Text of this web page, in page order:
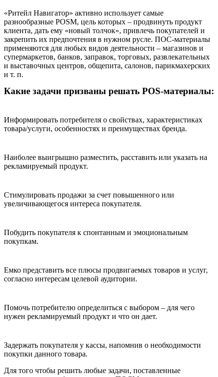
«Ритейл Навигатор» активно использует самые
разнообразные POSM, цель которых – продвинуть продукт
клиента, дать ему «новый толчок», привлечь покупателей и
закрепить их предпочтения в нужном русле. ПОС-материалы
применяются для любых видов деятельности – магазинов и
супермаркетов, банков, заправок, торговых, развлекательных
и выставочных центров, общепита, салонов, парикмахерских
и т. п.
Какие задачи призваны решать POS-материалы:
Информировать потребителя о свойствах, характеристиках
товара/услуги, особенностях и преимуществах бренда.
Наиболее выигрышно разместить, расставить или указать на
рекламируемый продукт.
Стимулировать продажи за счет повышенного или
увеличивающегося интереса покупателя.
Побудить покупателя к спонтанным и эмоциональным
покупкам.
Емко представить все плюсы продвигаемых товаров и услуг,
согласно интересам целевой аудитории.
Помочь потребителю определиться с выбором – для чего
нужен рекламируемый продукт и что он дает.
Задержать покупателя у кассы, напомнив о необходимости
покупки данного товара.
Для того чтобы решить любые задачи, поставленные